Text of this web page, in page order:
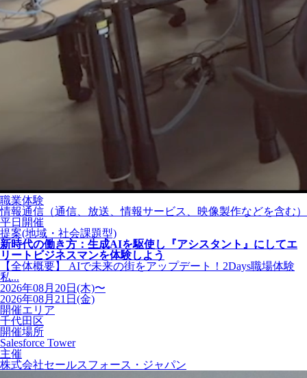
職業体験
情報通信（通信、放送、情報サービス、映像製作などを含む）
平日開催
提案(地域・社会課題型)
新時代の働き方：生成AIを駆使し『アシスタント』にしてエ
リートビジネスマンを体験しよう
【全体概要】 AIで未来の街をアップデート！2Days職場体験
私...
2026年08月20日(木)〜
2026年08月21日(金)
開催エリア
千代田区
開催場所
Salesforce Tower
主催
株式会社セールスフォース・ジャパン